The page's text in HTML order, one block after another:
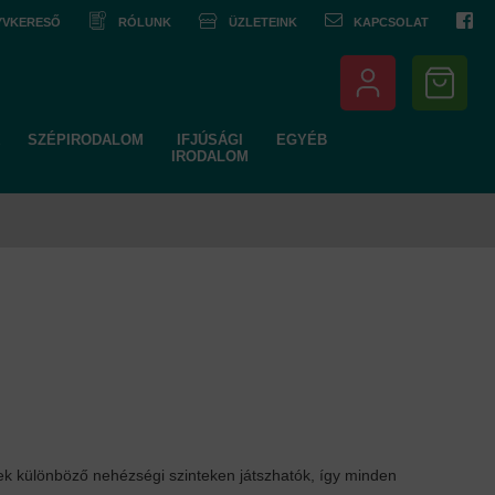
RÓLUNK ÜZLETEINK KAPCSOLAT
SZÉPIRODALOM
IFJÚSÁGI
IRODALOM
EGYÉB
különböző nehézségi szinteken játszhatók, így minden